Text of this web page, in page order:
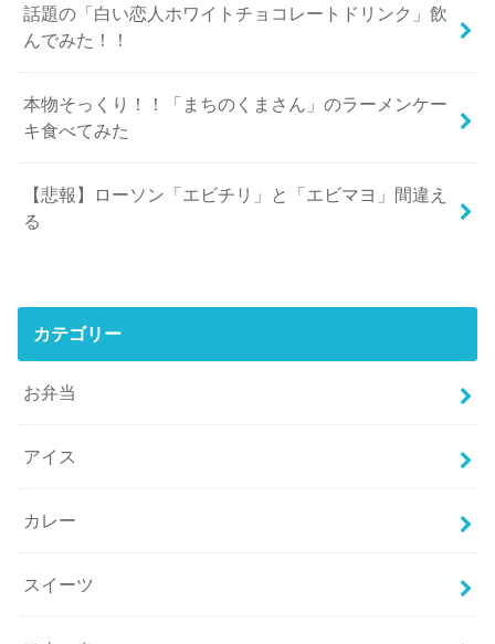
話題の「白い恋人ホワイトチョコレートドリンク」飲
んでみた！！
本物そっくり！！「まちのくまさん」のラーメンケー
キ食べてみた
【悲報】ローソン「エビチリ」と「エビマヨ」間違え
る
カテゴリー
お弁当
アイス
カレー
スイーツ